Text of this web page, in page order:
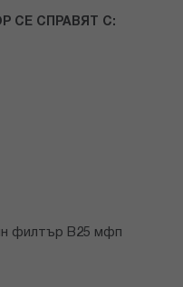
СЕ СПРАВЯТ С:
филтър B25 мфп